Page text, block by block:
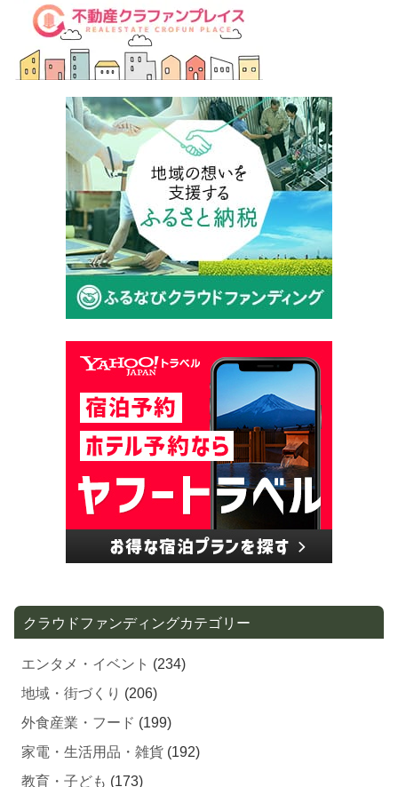
エンタメ・イベント(234)
地域・街づくり(206)
外食産業・フード(199)
家電・生活用品・雑貨(192)
教育・子ども(173)